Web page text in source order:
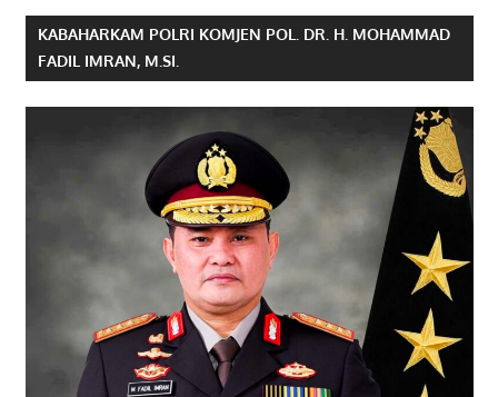
KABAHARKAM POLRI KOMJEN POL. DR. H. MOHAMMAD
FADIL IMRAN, M.SI.